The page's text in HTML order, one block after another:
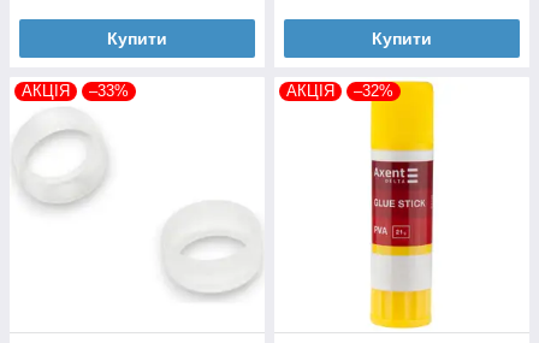
Купити Купити
АКЦІЯ –33% АКЦІЯ –32%